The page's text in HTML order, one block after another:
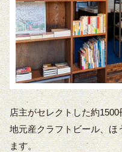
店主がセレクトした約
地元産クラフトビール、ほ
ます。